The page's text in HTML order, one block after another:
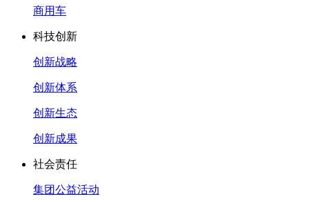
商用车
科技创新
创新战略
创新体系
创新生态
创新成果
社会责任
集团公益活动